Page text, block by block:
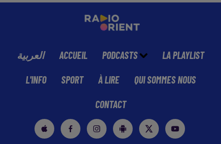
العربية ACCUEIL PODCASTS LA PLAYLIST
L'INFO SPORT À LIRE QUI SOMMES NOUS
CONTACT